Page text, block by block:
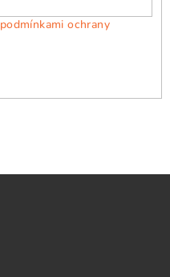
podmínkami ochrany